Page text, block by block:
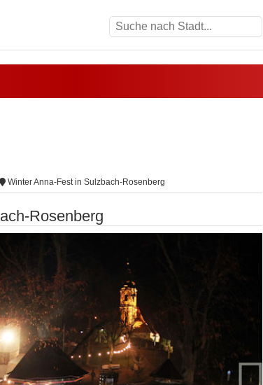
Winter Anna-Fest in Sulzbach-Rosenberg
Rosenberg